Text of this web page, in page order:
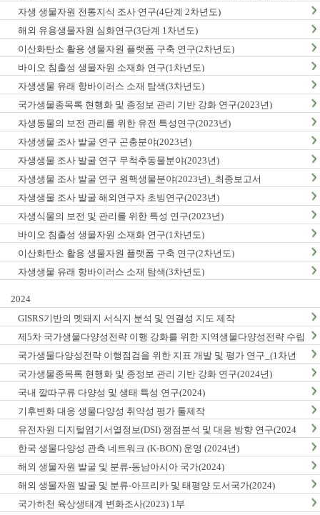
년)
자생 생물자원 전통지식 조사 연구(4단계 2차년도)
해외 유용생물자원 심화연구(3단계 1차년도)
이산화탄소 활용 생물자원 플랫폼 구축 연구(2차년도)
바이오 침출성 생물자원 소재화 연구(1차년도)
자생생물 유래 항바이러스 소재 탐색(3차년도)
국가생물종목록 현행화 및 종정보 관리 기반 강화 연구(2023년)
자생동물의 보전 관리를 위한 유전 특성연구(2023년)
자생생물 조사 발굴 연구 곤충분야(2023년)
자생생물 조사 발굴 연구 무척추동물분야(2023년)
자생생물 조사 발굴 연구 원핵생물분야(2023년)_최종보고서
자생생물 조사 발굴 해외연구자 초빙연구(2023년)
자생식물의 보전 및 관리를 위한 특성 연구(2023년)
바이오 침출성 생물자원 소재화 연구(1차년도)
이산화탄소 활용 생물자원 플랫폼 구축 연구(2차년도)
자생생물 유래 항바이러스 소재 탐색(3차년도)
2024
GISRS기반의 멧돼지 서식지 분석 및 연결성 지도 제작
제5차 국가생물다양성전략 이행 강화를 위한 지역생물다양성전략 수립
및 이행 방안 연구
국가생물다양성전략 이행점검을 위한 지표 개발 및 평가 연구_(1차년
도)
국가생물종목록 현행화 및 종정보 관리 기반 강화 연구(2024년)
국내 깔따구류 다양성 및 생태 특성 연구(2024)
기후변화 대응 생물다양성 취약성 평가 툴제작
유전자원 디지털염기서열정보(DSI) 쟁점분석 및 대응 방향 연구(2024
년)
한국 생물다양성 관측 네트워크 (K-BON) 운영 (2024년)
해외 생물자원 발굴 및 분류-동남아시아 국가(2024)
해외 생물자원 발굴 및 분류-아프리카 및 태평양 도서국가(2024)
국가하천 육상생태계 변화조사(2023) 1부